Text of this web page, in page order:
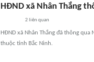
HĐND xã Nhân Thắng
2 liên quan
HĐND xã Nhân Thắng đã thông
thuộc tỉnh Bắc Ninh.